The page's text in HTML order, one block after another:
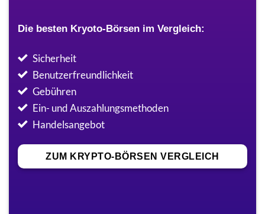
Die besten Kryoto-Börsen im Vergleich:
Sicherheit
Benutzerfreundlichkeit
Gebühren
Ein- und Auszahlungsmethoden
Handelsangebot
ZUM KRYPTO-BÖRSEN VERGLEICH